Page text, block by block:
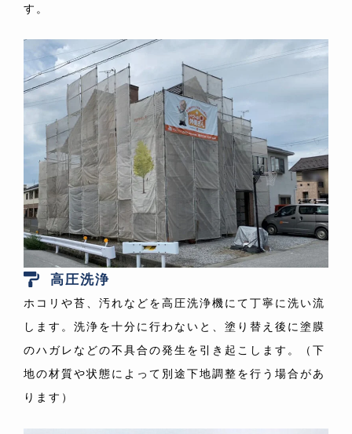
す。
高圧洗浄
ホコリや苔、汚れなどを高圧洗浄機にて丁寧に洗い流
します。洗浄を十分に行わないと、塗り替え後に塗膜
のハガレなどの不具合の発生を引き起こします。（下
地の材質や状態によって別途下地調整を行う場合があ
ります）